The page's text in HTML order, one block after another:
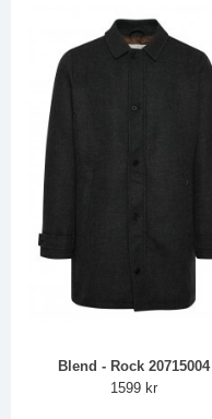
Blend - Rock 20715004
1599 kr